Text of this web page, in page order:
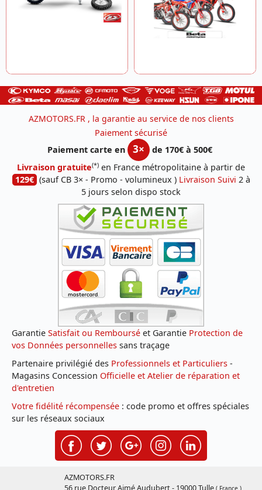
AZMOTORS.FR , la garantie au service de nos clients
Paiement sécurisé
Paiement carte en
3×
de 170€ à 500€
Livraison gratuite(*) en France métropolitaine à partir de
129€ (sauf CB 3× - Promo - volumineux ) Livraison Suivi 2 à
5 jours selon dispo stock
Garantie Satisfait ou Remboursé et Garantie Protection de
vos Données personnelles sans traçage
Partenaire privilégié des Professionnels et Particuliers -
Magasins Concession Officielle et Atelier de réparation et
d'entretien
Votre fidélité récompensée : code promo et offres spéciales
sur les réseaux sociaux
AZMOTORS.FR